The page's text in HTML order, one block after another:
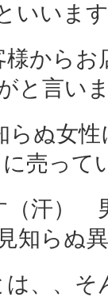
いいま
からお
と言い
らぬ女
売って
（汗）
知らぬ
、、